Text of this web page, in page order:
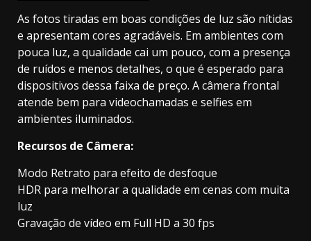
As fotos tiradas em boas condições de luz são nítidas
e apresentam cores agradáveis. Em ambientes com
pouca luz, a qualidade cai um pouco, com a presença
de ruídos e menos detalhes, o que é esperado para
dispositivos dessa faixa de preço. A câmera frontal
atende bem para videochamadas e selfies em
ambientes iluminados.
Recursos de Câmera:
Modo Retrato para efeito de desfoque
HDR para melhorar a qualidade em cenas com muita
luz
Gravação de vídeo em Full HD a 30 fps